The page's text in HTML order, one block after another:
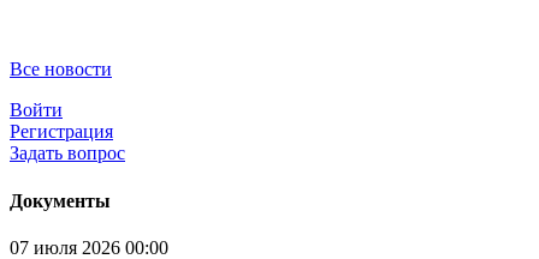
Все новости
Войти
Регистрация
Задать вопрос
Документы
07 июля 2026 00:00